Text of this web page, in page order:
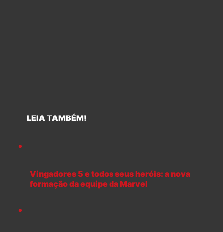
LEIA TAMBÉM!
Vingadores 5 e todos seus heróis: a nova
formação da equipe da Marvel